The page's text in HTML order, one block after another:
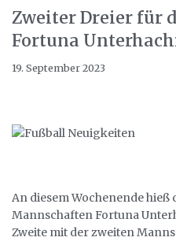
Zweiter Dreier für
Fortuna
19. September 2023
An diesem Wochenende
Mannschaften Fortuna
Zweite mit der zweiten